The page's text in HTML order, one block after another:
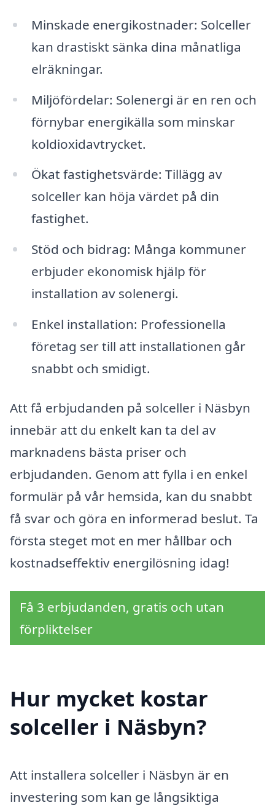
Minskade energikostnader: Solceller
kan drastiskt sänka dina månatliga
elräkningar.
Miljöfördelar: Solenergi är en ren och
förnybar energikälla som minskar
koldioxidavtrycket.
Ökat fastighetsvärde: Tillägg av
solceller kan höja värdet på din
fastighet.
Stöd och bidrag: Många kommuner
erbjuder ekonomisk hjälp för
installation av solenergi.
Enkel installation: Professionella
företag ser till att installationen går
snabbt och smidigt.
Att få erbjudanden på solceller i Näsbyn
innebär att du enkelt kan ta del av
marknadens bästa priser och
erbjudanden. Genom att fylla i en enkel
formulär på vår hemsida, kan du snabbt
få svar och göra en informerad beslut. Ta
första steget mot en mer hållbar och
kostnadseffektiv energilösning idag!
Få 3 erbjudanden, gratis och utan
förpliktelser
Hur mycket kostar
solceller i Näsbyn?
Att installera solceller i Näsbyn är en
investering som kan ge långsiktiga